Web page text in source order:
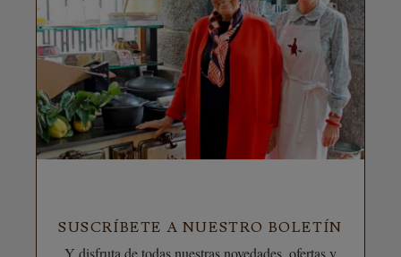
SUSCRÍBETE A NUESTRO BOLETÍN
Y disfruta de todas nuestras novedades, ofertas y